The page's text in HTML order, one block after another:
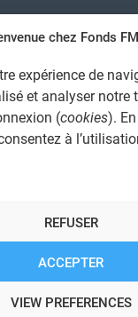
chez Fonds
expérience de
et analyser notre
(cookies).
à
ACCEPTER
REFUSER
VIEW PREFERENCES
D'INTÉRÊTS